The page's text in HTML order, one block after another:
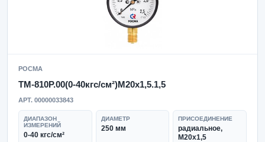
РОСМА
ТМ-810Р.00(0-40кгс/см²)M20x1,5.1,5
АРТ. 00000033843
ДИАПАЗОН
ИЗМЕРЕНИЙ
0-40 кгс/см²
ДИАМЕТР
250 мм
ПРИСОЕДИНЕНИЕ
радиальное,
M20x1,5